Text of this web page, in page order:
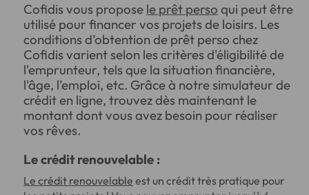
Cofidis vous propose le prêt perso qui peut être
utilisé pour financer vos projets de loisirs. Les
conditions d’obtention de prêt perso chez
Cofidis varient selon les critères d'éligibilité de
l'emprunteur, tels que la situation financière,
l'âge, l'emploi, etc. Grâce à notre simulateur de
crédit en ligne, trouvez dès maintenant le
montant dont vous avez besoin pour réaliser
vos rêves.
Le crédit renouvelable :
Le crédit renouvelable est un crédit très pratique pour